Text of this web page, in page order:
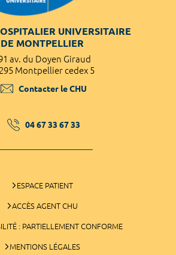
UNIVERSITAIRE
DE MONTPELLIER
av. du Doyen Giraud
Montpellier cedex 5
Contacter le CHU
04 67 33 67 33
ESPACE PATIENT
ACCÈS AGENT CHU
: PARTIELLEMENT CONFORME
MENTIONS LÉGALES